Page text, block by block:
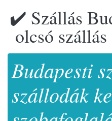
✔️ Szállás
olcsó
Budapesti
szállodák